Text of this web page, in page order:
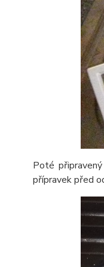
Poté
přípravek před